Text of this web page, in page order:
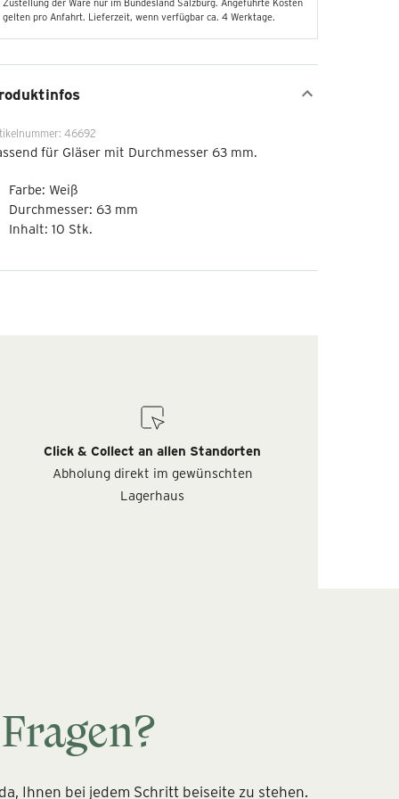
gelten pro Anfahrt. Lieferzeit, wenn verfügbar ca. 4 Werktage.
46692
für Gläser mit Durchmesser 63 mm.
Farbe: Weiß
Durchmesser: 63 mm
Inhalt: 10 Stk.
Click & Collect an allen Standorten
Abholung direkt im gewünschten
Lagerhaus
Ihnen bei jedem Schritt beiseite zu stehen.